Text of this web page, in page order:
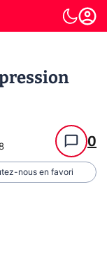
0
nous en favori